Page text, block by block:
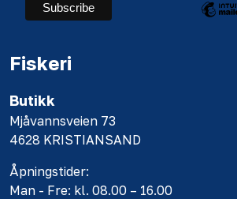
Fiskeri
Butikk
Mjåvannsveien 73
4628 KRISTIANSAND
Åpningstider:
Man - Fre: kl. 08.00 – 16.00